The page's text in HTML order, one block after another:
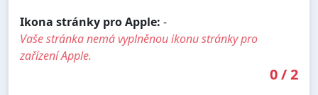
Ikona stránky pro Apple: -
Vaše stránka nemá vyplněnou ikonu stránky pro
zařízení Apple.
0/2